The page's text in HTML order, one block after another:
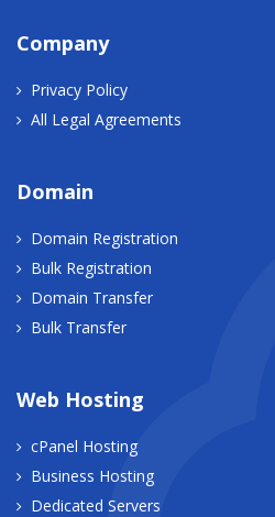
Company
Privacy Policy
All Legal Agreements
Domain
Domain Registration
Bulk Registration
Domain Transfer
Bulk Transfer
Web Hosting
cPanel Hosting
Business Hosting
Dedicated Servers